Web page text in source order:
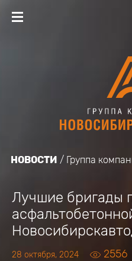
НОВОСТИ Группа
Лучшие бригады
28 октября, 2024 2556